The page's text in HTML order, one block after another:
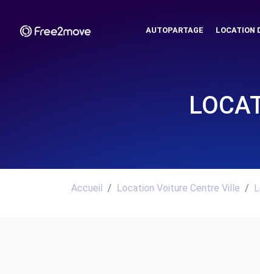
AUTOPARTAGE LOCATION
Accueil Location Voiture Centre Ville